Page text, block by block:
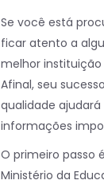
Se você está
ficar atento a
melhor instituição
Afinal, seu
qualidade
informações
O primeiro passo
Ministério da